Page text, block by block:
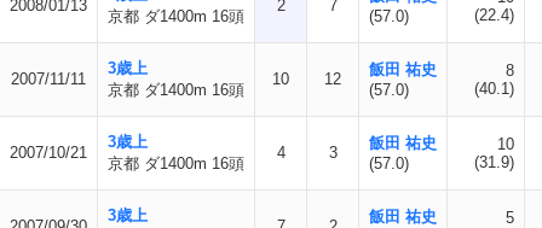
2008/01/13
京都 ダ1400m 16頭
2 7
(57.0)
(22.4)
2007/11/11
3歳上
京都 ダ1400m 16頭
10 12
飯田 祐史
(57.0)
8
(40.1)
2007/10/21
3歳上
京都 ダ1400m 16頭
4 3
飯田 祐史
(57.0)
10
(31.9)
3歳上 飯田 祐史
5